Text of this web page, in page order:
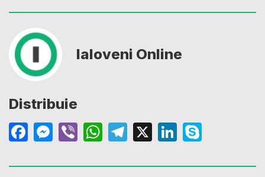
Ialoveni Online
Distribuie
Facebook
Messenger
ViberWhatsApp
Telegram
X LinkedIn